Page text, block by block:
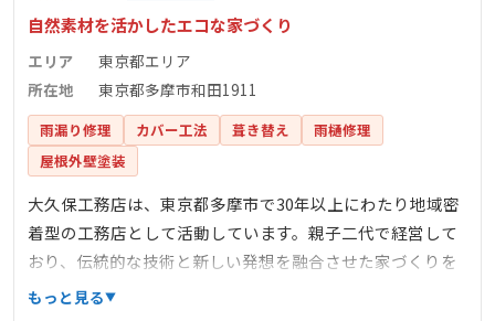
自然素材を活かしたエコな家づくり
エリア
東京都エリア
所在地
東京都多摩市和田1911
雨漏り修理 カバー工法 葺き替え
雨樋修理
屋根外壁塗装
大久保工務店は、東京都多摩市で30年以上にわたり地域密
着型の工務店として活動しています。親子二代で経営して
おり、伝統的な技術と新しい発想を融合させた家づくりを
提供しています。特に、自然素材を活かしたエコな家づく
もっと見る